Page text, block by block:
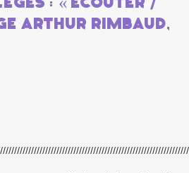
Arthur Rimbaud,